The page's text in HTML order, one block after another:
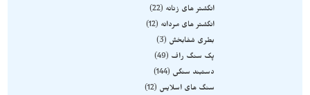
انگشتر های زنانه
22
انگشتر های مردانه
12
بطری شفابخش
3
پک سنگ راف
49
دستبند سنگی
144
سنگ های اسلایس
12